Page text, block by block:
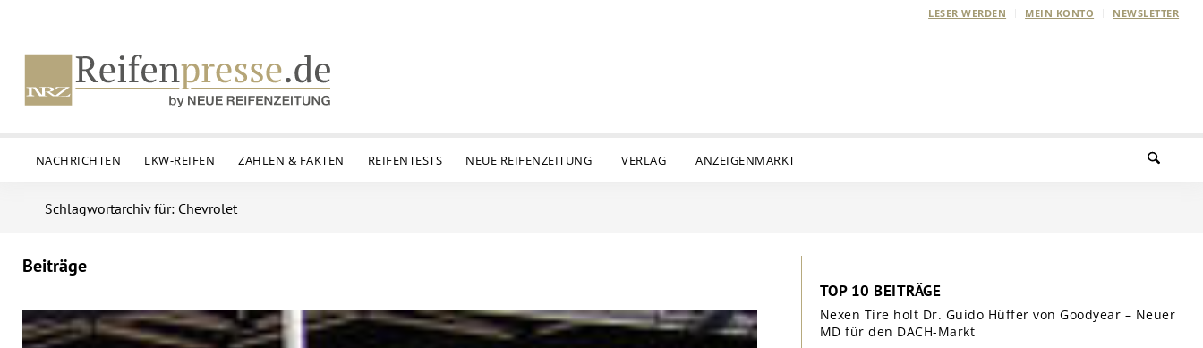
LESER WERDEN MEIN KONTO NEWSLETTER
NACHRICHTEN LKW-REIFEN ZAHLEN & FAKTEN REIFENTESTS NEUE REIFENZEITUNG VERLAG ANZEIGENMARKT
Schlagwortarchiv für: Chevrolet
Beiträge
TOP 10 BEITRÄGE
Nexen Tire holt Dr. Guido Hüffer von Goodyear – Neuer
MD für den DACH-Markt